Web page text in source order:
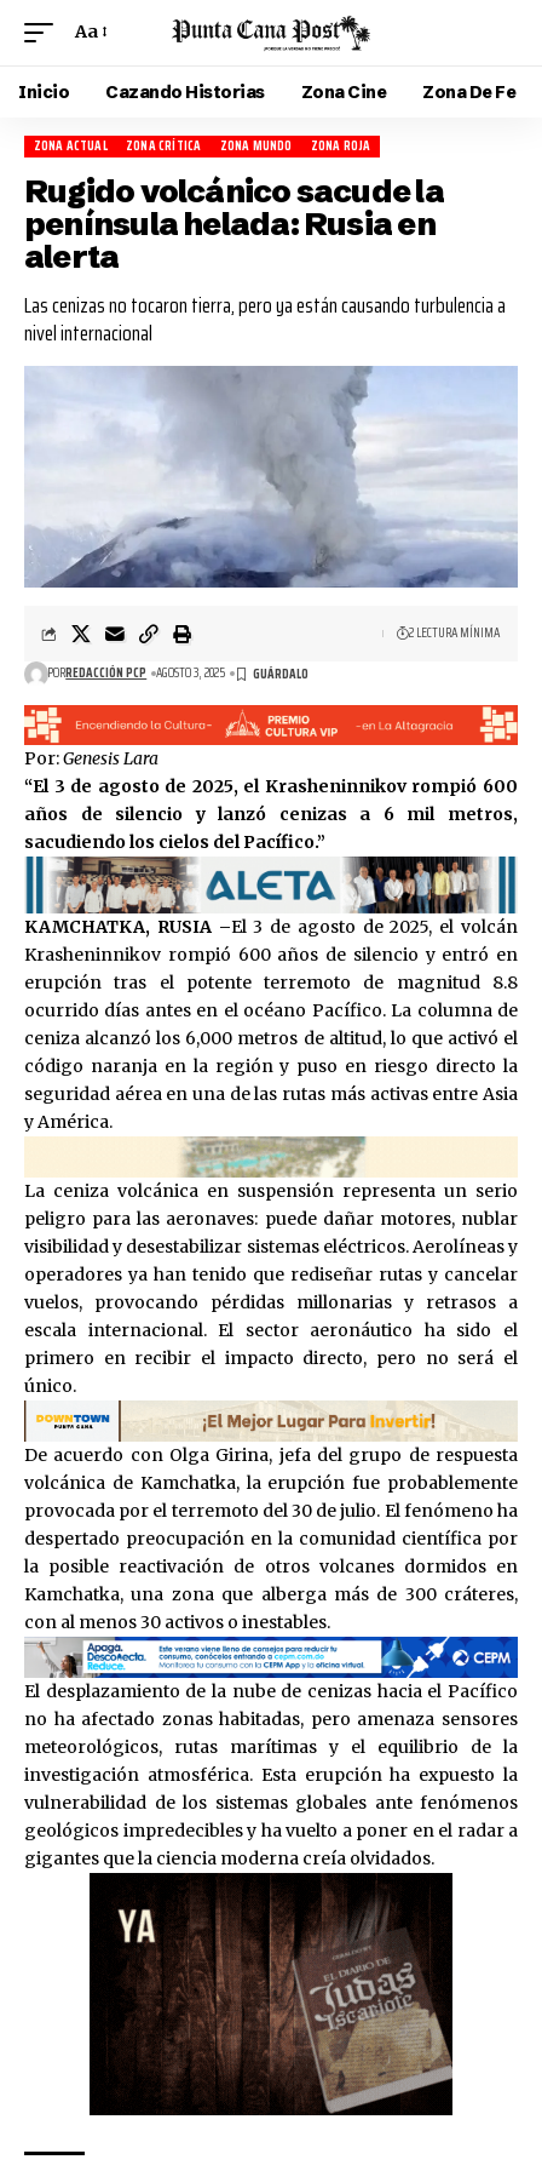
Aa
Inicio Cazando Historias Zona Cine Zona De Fe
ZONA ACTUAL ZONA CRÍTICA ZONA MUNDO ZONA ROJA
Rugido volcánico sacude la
península helada: Rusia en
alerta
Las cenizas no tocaron tierra, pero ya están causando turbulencia a
nivel internacional
PORREDACCIÓN PCP AGOSTO 3, 2025
2 LECTURA MÍNIMA
Por:Genesis Lara
“El 3 de agosto de 2025, el Krasheninnikov rompió 600
años de silencio y lanzó cenizas a 6 mil metros,
sacudiendo los cielos del Pacífico.”
KAMCHATKA, RUSIA –El 3 de agosto de 2025, el volcán
Krasheninnikov rompió 600 años de silencio y entró en
erupción tras el potente terremoto de magnitud 8.8
ocurrido días antes en el océano Pacífico. La columna de
ceniza alcanzó los 6,000 metros de altitud, lo que activó el
código naranja en la región y puso en riesgo directo la
seguridad aérea en una de las rutas más activas entre Asia
y América.
La ceniza volcánica en suspensión representa un serio
peligro para las aeronaves: puede dañar motores, nublar
visibilidad y desestabilizar sistemas eléctricos. Aerolíneas y
operadores ya han tenido que rediseñar rutas y cancelar
vuelos, provocando pérdidas millonarias y retrasos a
escala internacional. El sector aeronáutico ha sido el
primero en recibir el impacto directo, pero no será el
único.
De acuerdo con Olga Girina, jefa del grupo de respuesta
volcánica de Kamchatka, la erupción fue probablemente
provocada por el terremoto del 30 de julio. El fenómeno ha
despertado preocupación en la comunidad científica por
la posible reactivación de otros volcanes dormidos en
Kamchatka, una zona que alberga más de 300 cráteres,
con al menos 30 activos o inestables.
El desplazamiento de la nube de cenizas hacia el Pacífico
no ha afectado zonas habitadas, pero amenaza sensores
meteorológicos, rutas marítimas y el equilibrio de la
investigación atmosférica. Esta erupción ha expuesto la
vulnerabilidad de los sistemas globales ante fenómenos
geológicos impredecibles y ha vuelto a poner en el radar a
gigantes que la ciencia moderna creía olvidados.